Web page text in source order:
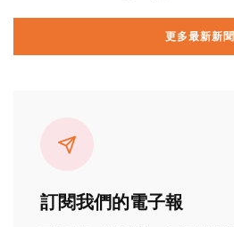
更多最新新聞
訂閱我們的電子報